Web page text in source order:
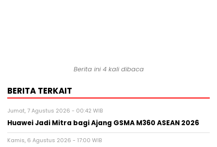
Berita ini 4 kali dibaca
BERITA TERKAIT
Jumat, 7 Agustus 2026 - 00:42 WIB
Huawei Jadi Mitra bagi Ajang GSMA M360 ASEAN 2026
Kamis, 6 Agustus 2026 - 17:00 WIB